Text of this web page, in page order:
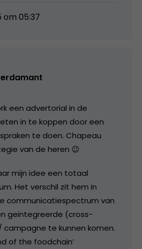
05:37
een advertorial in de
in te koppen door een
te doen. Chapeau
van de heren 😉
mijn idee een totaal
Het verschil zit hem in
communicatiespectrum van
geintegreerde (cross-
te kunnen komen.
of the foodchain’